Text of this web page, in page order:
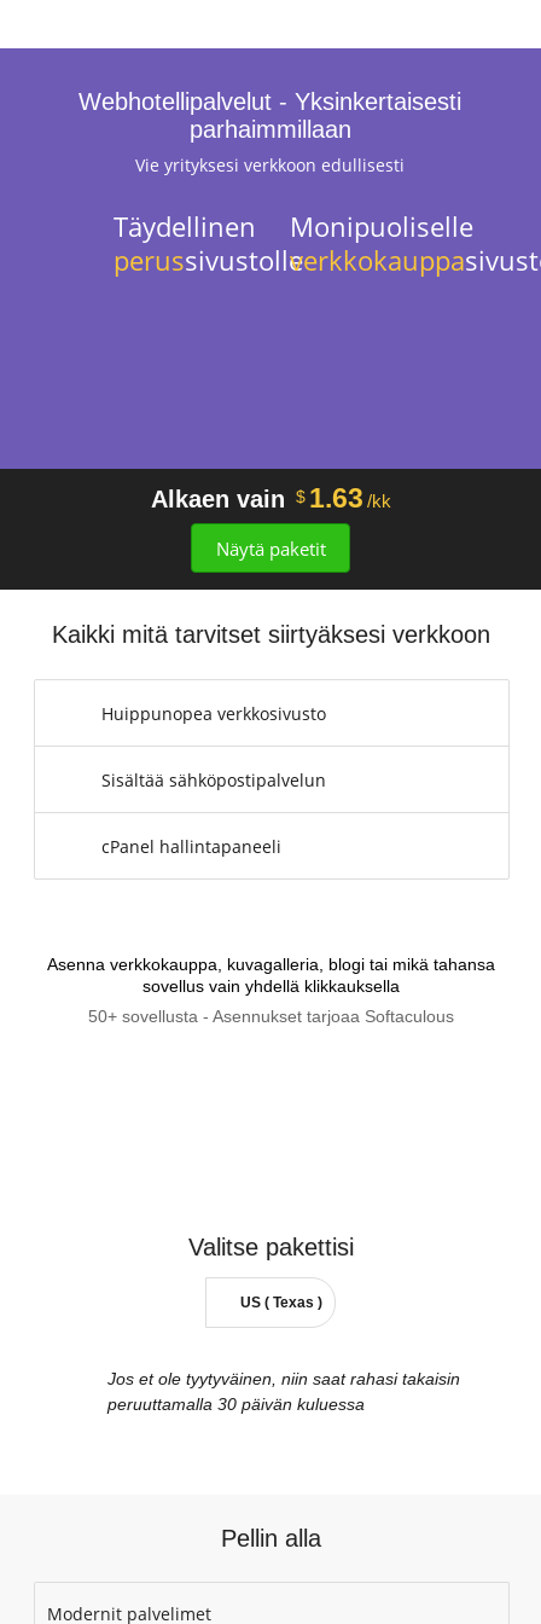
Webhotellipalvelut - Yksinkertaisesti
parhaimmillaan
Vie yrityksesi verkkoon edullisesti
Täydellinen
perussivustolle
Monipuoliselle
verkkokauppa
Alkaen vain $ 1.63 /kk
Näytä paketit
Kaikki mitä tarvitset siirtyäksesi verkkoon
Huippunopea verkkosivusto
Sisältää sähköpostipalvelun
cPanel hallintapaneeli
Asenna verkkokauppa, kuvagalleria, blogi tai mikä tahansa
sovellus vain yhdellä klikkauksella
50+ sovellusta - Asennukset tarjoaa Softaculous
Valitse pakettisi
US ( Texas )
Jos et ole tyytyväinen, niin saat rahasi takaisin
peruuttamalla 30 päivän kuluessa
Pellin alla
Modernit palvelimet